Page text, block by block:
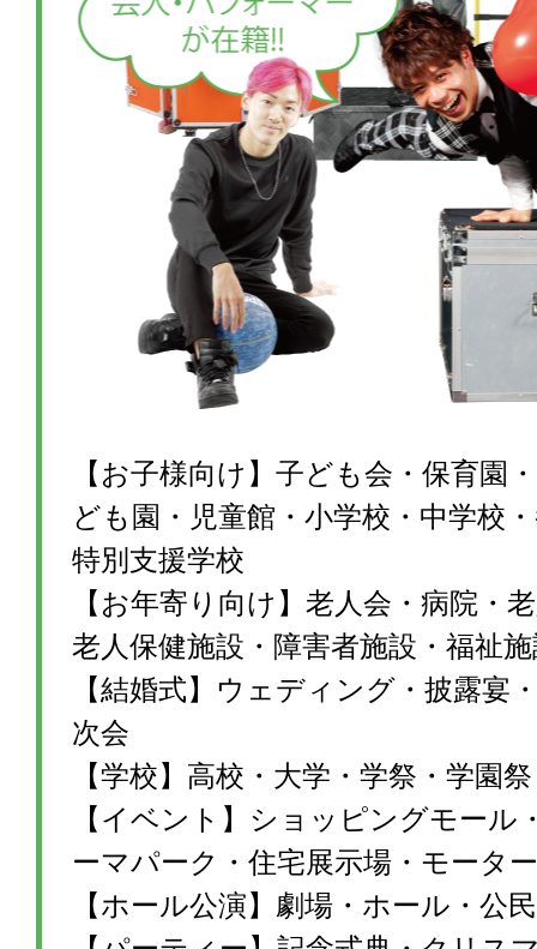
【お子様向け】子ども会・保育園
ども園・児童館・小学校・中学校
特別支援学校
【お年寄り向け】老人会・病院・
老人保健施設・障害者施設・福祉
【結婚式】ウェディング・披露宴
次会
【学校】高校・大学・学祭・学園
【イベント】ショッピングモール
ーマパーク・住宅展示場・モータ
【ホール公演】劇場・ホール・公